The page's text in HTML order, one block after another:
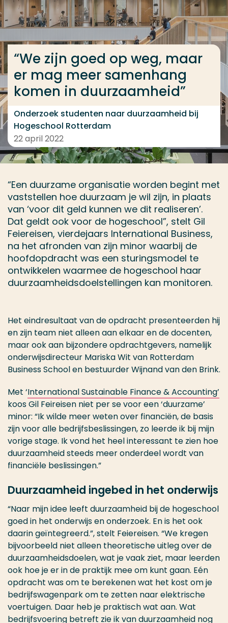
Ga direct naar de content
... > “We zijn goed op weg, maar er mag meer
“We zijn goed op weg, maar
er mag meer samenhang
komen in duurzaamheid”
Onderzoek studenten naar duurzaamheid bij
Hogeschool Rotterdam
22 april 2022
“Een duurzame organisatie worden begint met
vaststellen hoe duurzaam je wil zijn, in plaats
van ‘voor dit geld kunnen we dit realiseren’.
Dat geldt ook voor de hogeschool”, stelt Gil
Feiereisen, vierdejaars International Business,
na het afronden van zijn minor waarbij de
hoofdopdracht was een sturingsmodel te
ontwikkelen waarmee de hogeschool haar
duurzaamheidsdoelstellingen kan monitoren.
Het eindresultaat van de opdracht presenteerden hij
en zijn team niet alleen aan elkaar en de docenten,
maar ook aan bijzondere opdrachtgevers, namelijk
onderwijsdirecteur Mariska Wit van Rotterdam
Business School en bestuurder Wijnand van den Brink.
Met ‘International Sustainable Finance & Accounting’
koos Gil Feireisen niet per se voor een ‘duurzame’
minor: “Ik wilde meer weten over financiën, de basis
zijn voor alle bedrijfsbeslissingen, zo leerde ik bij mijn
vorige stage. Ik vond het heel interessant te zien hoe
duurzaamheid steeds meer onderdeel wordt van
financiële beslissingen.”
Duurzaamheid ingebed in het onderwijs
“Naar mijn idee leeft duurzaamheid bij de hogeschool
goed in het onderwijs en onderzoek. En is het ook
daarin geïntegreerd.”, stelt Feiereisen. “We kregen
bijvoorbeeld niet alleen theoretische uitleg over de
duurzaamheidsdoelen, wat je vaak ziet, maar leerden
ook hoe je er in de praktijk mee om kunt gaan. Eén
opdracht was om te berekenen wat het kost om je
bedrijfswagenpark om te zetten naar elektrische
voertuigen. Daar heb je praktisch wat aan. Wat
bedrijfsvoering betreft zie ik van duurzaamheid nog
Veel gezocht
Opleiding
Contact